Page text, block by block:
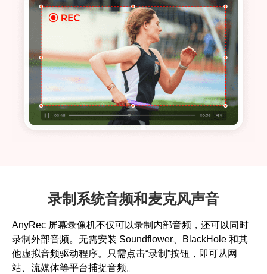
录制系统音频和麦克风声音
AnyRec 屏幕录像机不仅可以录制内部音频，还可以同时
录制外部音频。无需安装 Soundflower、BlackHole 和其
他虚拟音频驱动程序。只需点击“录制”按钮，即可从网
站、流媒体等平台捕捉音频。